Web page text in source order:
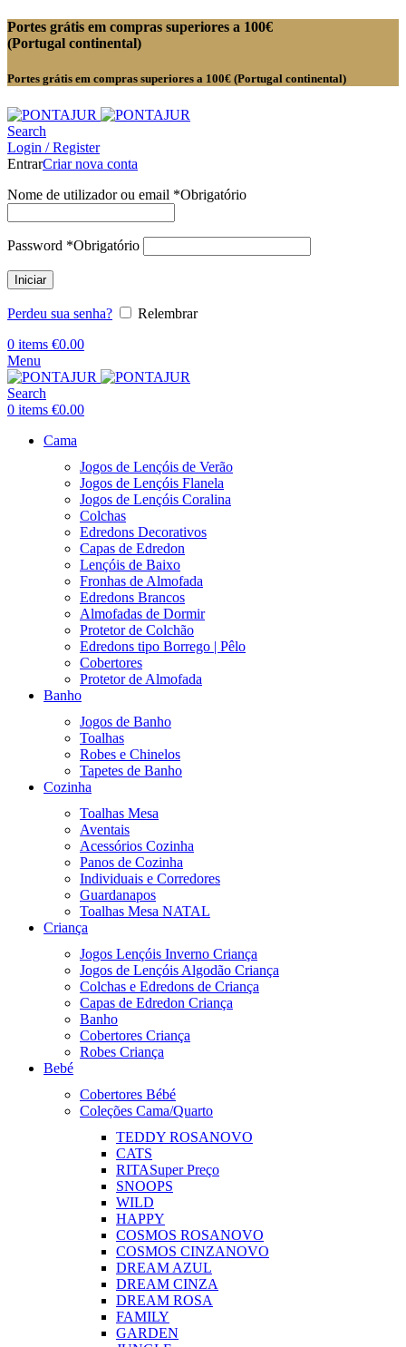
Portes grátis em compras superiores a 100€
(Portugal continental)
Portes grátis em compras superiores a 100€ (Portugal continental)
Search
Login / Register
EntrarCriar nova conta
Nome de utilizador ou email *Obrigatório
Password *Obrigatório
Iniciar
Perdeu sua senha?
Relembrar
0 items €0.00
Menu
Search
0 items €0.00
Cama
Jogos de Lençóis de Verão
Jogos de Lençóis Flanela
Jogos de Lençóis Coralina
Colchas
Edredons Decorativos
Capas de Edredon
Lençóis de Baixo
Fronhas de Almofada
Edredons Brancos
Almofadas de Dormir
Protetor de Colchão
Edredons tipo Borrego | Pêlo
Cobertores
Protetor de Almofada
Banho
Jogos de Banho
Toalhas
Robes e Chinelos
Tapetes de Banho
Cozinha
Toalhas Mesa
Aventais
Acessórios Cozinha
Panos de Cozinha
Individuais e Corredores
Guardanapos
Toalhas Mesa NATAL
Criança
Jogos Lençóis Inverno Criança
Jogos de Lençóis Algodão Criança
Colchas e Edredons de Criança
Capas de Edredon Criança
Banho
Cobertores Criança
Robes Criança
Bebé
Cobertores Bébé
Coleções Cama/Quarto
TEDDY ROSANOVO
CATS
RITASuper Preço
SNOOPS
WILD
HAPPY
COSMOS ROSANOVO
COSMOS CINZANOVO
DREAM AZUL
DREAM CINZA
DREAM ROSA
FAMILY
GARDEN